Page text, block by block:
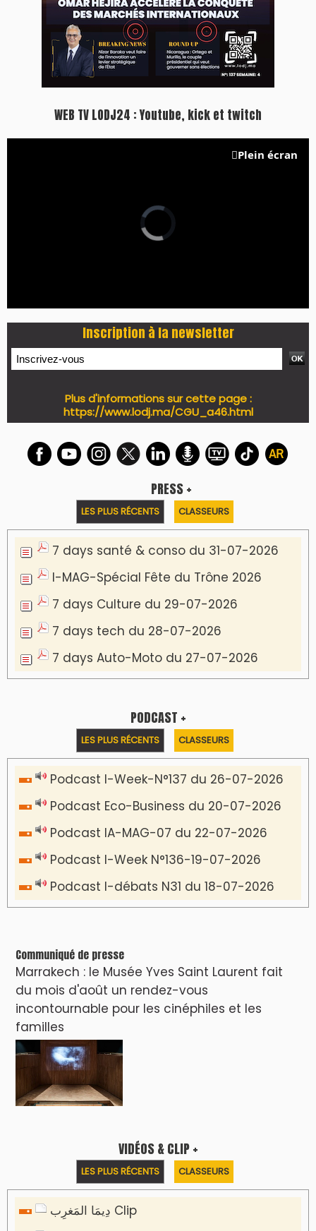
WEB TV LODJ24 : Youtube, kick et twitch
Plein écran
Inscription à la newsletter
Plus d'informations sur cette page :
https://www.lodj.ma/CGU_a46.html
PRESS +
LES PLUS RÉCENTS CLASSEURS
7 days santé & conso du 31-07-2026
I-MAG-Spécial Fête du Trône 2026
7 days Culture du 29-07-2026
7 days tech du 28-07-2026
7 days Auto-Moto du 27-07-2026
PODCAST +
LES PLUS RÉCENTS CLASSEURS
Podcast I-Week-N°137 du 26-07-2026
Podcast Eco-Business du 20-07-2026
Podcast IA-MAG-07 du 22-07-2026
Podcast I-Week N°136-19-07-2026
Podcast I-débats N31 du 18-07-2026
Communiqué de presse
Marrakech : le Musée Yves Saint Laurent fait
du mois d'août un rendez-vous
incontournable pour les cinéphiles et les
familles
VIDÉOS & CLIP +
LES PLUS RÉCENTS CLASSEURS
دِيمَا المَغرِب Clip